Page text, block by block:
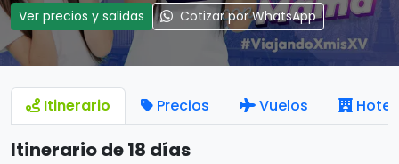
Ver precios y salidas Cotizar por WhatsApp
Itinerario Precios Vuelos
Itinerario de 18 días